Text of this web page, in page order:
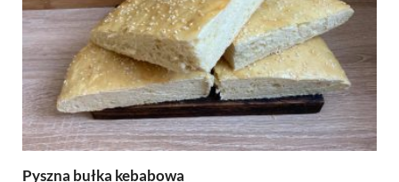
Pyszna bułka kebabowa